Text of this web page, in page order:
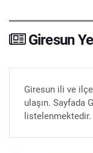
Giresun
Giresun ili ve
ulaşın. Sayfada
listelenmektedir.